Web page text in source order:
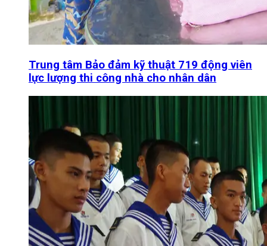
Trung tâm Bảo đảm kỹ thuật 719 động viên
lực lượng thi công nhà cho nhân dân